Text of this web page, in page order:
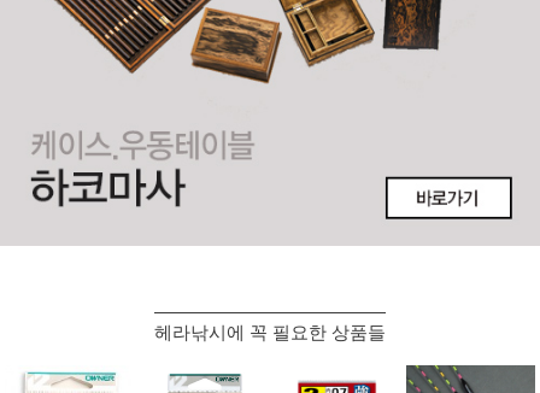
헤라낚시에 꼭 필요한 상품들